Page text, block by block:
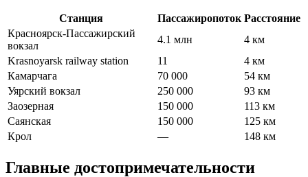
Станция Пассажиропоток Расстояние
Красноярск-Пассажирский
вокзал
4.1 млн
4 км
Krasnoyarsk railway station
11
4 км
Камарчага
70 000
54 км
Уярский вокзал
250 000
93 км
Заозерная
150 000
113 км
Саянская
150 000
125 км
Крол
— 148 км
Главные достопримечательности